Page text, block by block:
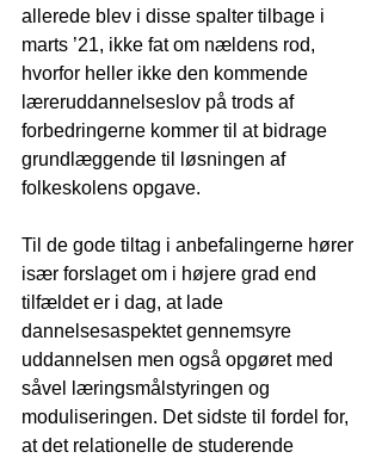
allerede blev i disse spalter tilbage i
marts ’21, ikke fat om nældens rod,
hvorfor heller ikke den kommende
læreruddannelseslov på trods af
forbedringerne kommer til at bidrage
grundlæggende til løsningen af
folkeskolens opgave.
Til de gode tiltag i anbefalingerne hører
især forslaget om i højere grad end
tilfældet er i dag, at lade
dannelsesaspektet gennemsyre
uddannelsen men også opgøret med
såvel læringsmålstyringen og
moduliseringen. Det sidste til fordel for,
at det relationelle de studerende